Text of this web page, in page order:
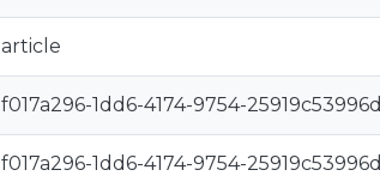
article
f017a296-1dd6-4174-9754-25919c53996d
f017a296-1dd6-4174-9754-25919c53996d